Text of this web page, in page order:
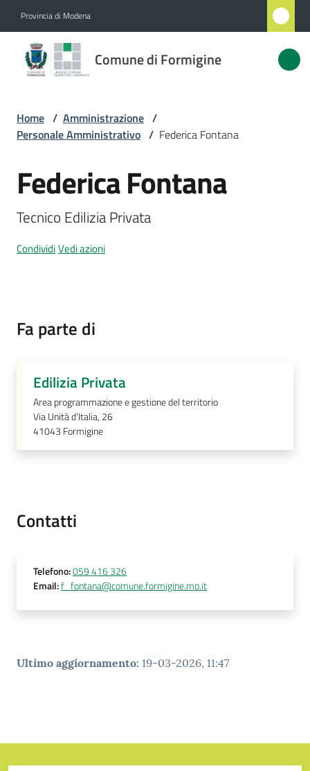
Provincia di Modena
Comune di Formigine
Comune
di
Novità
Servizi
appuntamenti
a
gli
Home / Amministrazione /
Personale Amministrativo / Federica Fontana
Salta al contenuto
Federica Fontana
Tecnico Edilizia Privata
CondividiVedi azioni
Fa parte di
Edilizia Privata
Area programmazione e gestione del territorio
Via Unità d'Italia, 26
41043 Formigine
Contatti
Telefono:059 416 326
Email:f_fontana@comune.formigine.mo.it
Ultimo aggiornamento: 19-03-2026, 11:47